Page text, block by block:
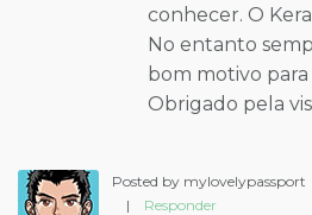
conhecer. O
No entanto
bom motivo
Obrigado pela
Posted by mylovelypassport
|
Responder